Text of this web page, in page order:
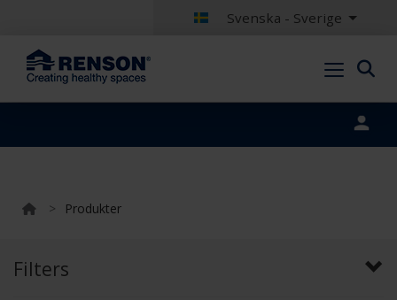
Svenska - Sverige
> Produkter
Filters